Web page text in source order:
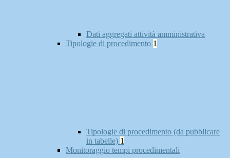
Dati aggregati attività amministrativa
Tipologie di procedimento 1
Tipologie di procedimento (da pubblicare
in tabelle) 1
Monitoraggio tempi procedimentali